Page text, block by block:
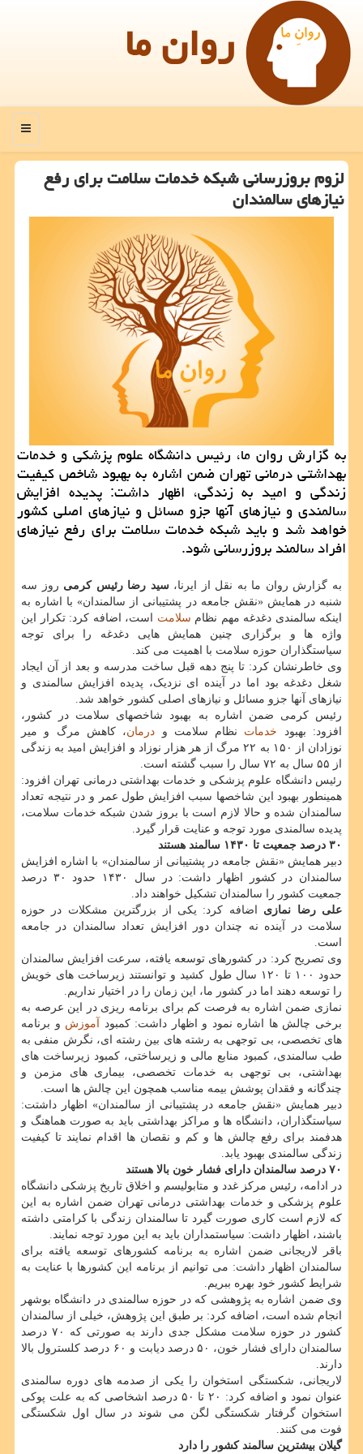
روان ما
منو
لزوم بروزرسانی شبکه خدمات سلامت برای رفع
نیازهای سالمندان
به گزارش روان ما، رئیس دانشگاه علوم پزشکی و خدمات
بهداشتی درمانی تهران ضمن اشاره به بهبود شاخص کیفیت
زندگی و امید به زندگی، اظهار داشت: پدیده افزایش
سالمندی و نیازهای آنها جزو مسائل و نیازهای اصلی کشور
خواهد شد و باید شبکه خدمات سلامت برای رفع نیازهای
افراد سالمند بروزرسانی شود.
به گزارش روان ما به نقل از ایرنا،سید رضا رئیس کرمی روز سه
شنبه در همایش «نقش جامعه در پشتیبانی از سالمندان» با اشاره به
اینکه سالمندی دغدغه مهم نظام سلامت است، اضافه کرد: تکرار این
واژه ها و برگزاری چنین همایش هایی دغدغه را برای توجه
سیاستگذاران حوزه سلامت با اهمیت می کند.
وی خاطرنشان کرد: تا پنج دهه قبل ساخت مدرسه و بعد از آن ایجاد
شغل دغدغه بود اما در آینده ای نزدیک، پدیده افزایش سالمندی و
نیازهای آنها جزو مسائل و نیازهای اصلی کشور خواهد شد.
رئیس کرمی ضمن اشاره به بهبود شاخصهای سلامت در کشور،
افزود: بهبود خدمات نظام سلامت و درمان، کاهش مرگ و میر
نوزادان از ۱۵۰ به ۲۲ مرگ از هر هزار نوزاد و افزایش امید به زندگی
از ۵۵ سال به ۷۲ سال را سبب گشته است.
رئیس دانشگاه علوم پزشکی و خدمات بهداشتی درمانی تهران افزود:
همینطور بهبود این شاخصها سبب افزایش طول عمر و در نتیجه تعداد
سالمندان شده و حالا لازم است با بروز شدن شبکه خدمات سلامت،
پدیده سالمندی مورد توجه و عنایت قرار گیرد.
۳۰ درصد جمعیت تا ۱۴۳۰ سالمند هستند
دبیر همایش «نقش جامعه در پشتیبانی از سالمندان» با اشاره افزایش
سالمندان در کشور اظهار داشت: در سال ۱۴۳۰ حدود ۳۰ درصد
جمعیت کشور را سالمندان تشکیل خواهند داد.
علی رضا نمازی اضافه کرد: یکی از بزرگترین مشکلات در حوزه
سلامت در آینده نه چندان دور افزایش تعداد سالمندان در جامعه
است.
وی تصریح کرد: در کشورهای توسعه یافته، سرعت افزایش سالمندان
حدود ۱۰۰ تا ۱۲۰ سال طول کشید و توانستند زیرساخت های خویش
را توسعه دهند اما در کشور ما، این زمان را در اختیار نداریم.
نمازی ضمن اشاره به فرصت کم برای برنامه ریزی در این عرصه به
برخی چالش ها اشاره نمود و اظهار داشت: کمبود
آموزش و برنامه
های تخصصی، بی توجهی به رشته های بین رشته ای، نگرش منفی به
طب سالمندی، کمبود منابع مالی و زیرساختی، کمبود زیرساخت های
بهداشتی، بی توجهی به خدمات تخصصی، بیماری های مزمن و
چندگانه و فقدان پوشش بیمه مناسب همچون این چالش ها است.
دبیر همایش «نقش جامعه در پشتیبانی از سالمندان» اظهار داشتت:
سیاستگذاران، دانشگاه ها و مراکز بهداشتی باید به صورت هماهنگ و
هدفمند برای رفع چالش ها و کم و نقصان ها اقدام نمایند تا کیفیت
زندگی سالمندی بهبود یابد.
۷۰ درصد سالمندان دارای فشار خون بالا هستند
در ادامه، رئیس مرکز غدد و متابولیسم و اخلاق تاریخ پزشکی دانشگاه
علوم پزشکی و خدمات بهداشتی درمانی تهران ضمن اشاره به این
که لازم است کاری صورت گیرد تا سالمندان زندگی با کرامتی داشته
باشند، اظهار داشت: سیاستمداران باید به این مورد توجه نمایند.
باقر لاریجانی ضمن اشاره به برنامه کشورهای توسعه یافته برای
سالمندان اظهار داشت: می توانیم از برنامه این کشورها با عنایت به
شرایط کشور خود بهره ببریم.
وی ضمن اشاره به پژوهشی که در حوزه سالمندی در دانشگاه بوشهر
انجام شده است، اضافه کرد: بر طبق این پژوهش، خیلی از سالمندان
کشور در حوزه سلامت مشکل جدی دارند به صورتی که ۷۰ درصد
سالمندان دارای فشار خون، ۵۰ درصد دیابت و ۶۰ درصد کلسترول بالا
دارند.
لاریجانی، شکستگی استخوان را یکی از صدمه های دوره سالمندی
عنوان نمود و اضافه کرد: ۲۰ تا ۵۰ درصد اشخاصی که به علت پوکی
استخوان گرفتار شکستگی لگن می شوند در سال اول شکستگی
فوت می کنند.
گیلان بیشترین سالمند کشور را دارد